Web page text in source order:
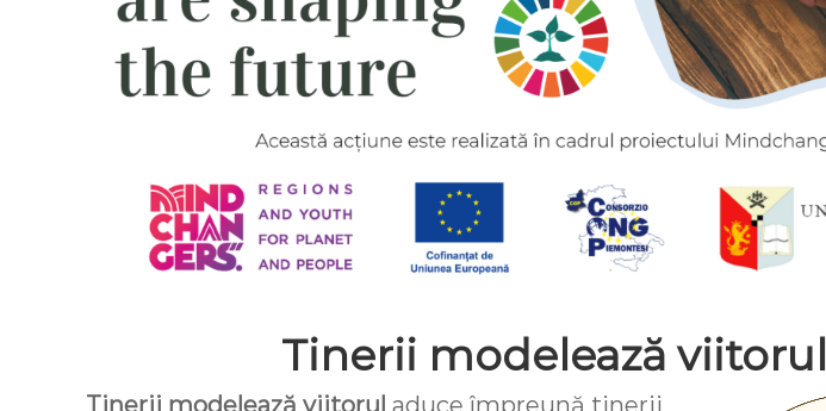
Tinerii modelează viitorul
Tinerii modelează viitorul aduce împreună tinerii